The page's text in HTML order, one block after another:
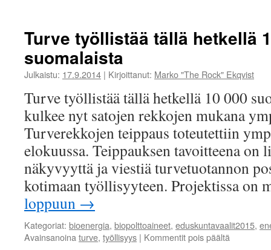
Turve työllistää tällä hetkellä
suomalaista
Julkaistu: 17.9.2014 | Kirjoittanut: Marko "The Rock" Ekqvist
Turve työllistää tällä hetkellä 10 000
kulkee nyt satojen rekkojen mukana
Turverekkojen teippaus toteutettiin
elokuussa. Teippauksen tavoitteena on
näkyvyyttä ja viestiä turvetuotannon
kotimaan työllisyyteen. Projektissa
loppuun →
Kategoriat: bioenergia, biopolttoaineet, eduskuntavaalit2015,
Avainsanoina turve, työllisyys | Kommentit pois päältä